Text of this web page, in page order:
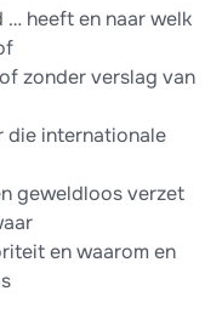
… heeft en naar welk
zonder verslag van
die internationale
geweldloos verzet
en waarom en